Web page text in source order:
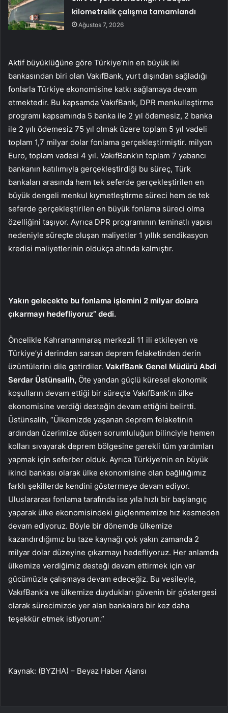
kilometrelik çalışma tamamlandı
Ağustos 7, 2026
Aktif büyüklüğüne göre Türkiye’nin en büyük iki
bankasından biri olan VakıfBank, yurt dışından sağladığı
fonlarla Türkiye ekonomisine katkı sağlamaya devam
etmektedir. Bu kapsamda VakıfBank, DPR menkulleştirme
programı kapsamında 5 banka ile 2 yıl ödemesiz, 2 banka
ile 2 yılı ödemesiz 75 yıl olmak üzere toplam 5 yıl vadeli
toplam 1,7 milyar dolar fonlama gerçekleştirmiştir. milyon
Euro, toplam vadesi 4 yıl. VakıfBank’ın toplam 7 yabancı
bankanın katılımıyla gerçekleştirdiği bu süreç, Türk
bankaları arasında hem tek seferde gerçekleştirilen en
büyük dengeli menkul kıymetleştirme süreci hem de tek
seferde gerçekleştirilen en büyük fonlama süreci olma
özelliğini taşıyor. Ayrıca DPR programının teminatlı yapısı
nedeniyle süreçte oluşan maliyetler 1 yıllık sendikasyon
kredisi maliyetlerinin oldukça altında kalmıştır.
Yakın gelecekte bu fonlama işlemini 2 milyar dolara
çıkarmayı hedefliyoruz” dedi.
Öncelikle Kahramanmaraş merkezli 11 ili etkileyen ve
Türkiye’yi derinden sarsan deprem felaketinden derin
üzüntülerini dile getirdiler. VakıfBank Genel Müdürü Abdi
Serdar Üstünsalih, Öte yandan güçlü küresel ekonomik
koşulların devam ettiği bir süreçte VakıfBank’ın ülke
ekonomisine verdiği desteğin devam ettiğini belirtti.
Üstünsalih, “Ülkemizde yaşanan deprem felaketinin
ardından üzerimize düşen sorumluluğun bilinciyle hemen
kolları sıvayarak deprem bölgesine gerekli tüm yardımları
yapmak için seferber olduk. Ayrıca Türkiye’nin en büyük
ikinci bankası olarak ülke ekonomisine olan bağlılığımız
farklı şekillerde kendini göstermeye devam ediyor.
Uluslararası fonlama tarafında ise yıla hızlı bir başlangıç ​​
yaparak ülke ekonomisindeki güçlenmemize hız kesmeden
devam ediyoruz. Böyle bir dönemde ülkemize
kazandırdığımız bu taze kaynağı çok yakın zamanda 2
milyar dolar düzeyine çıkarmayı hedefliyoruz. Her anlamda
ülkemize verdiğimiz desteği devam ettirmek için var
gücümüzle çalışmaya devam edeceğiz. Bu vesileyle,
VakıfBank’a ve ülkemize duydukları güvenin bir göstergesi
olarak sürecimizde yer alan bankalara bir kez daha
teşekkür etmek istiyorum.”
Kaynak: (BYZHA) – Beyaz Haber Ajansı